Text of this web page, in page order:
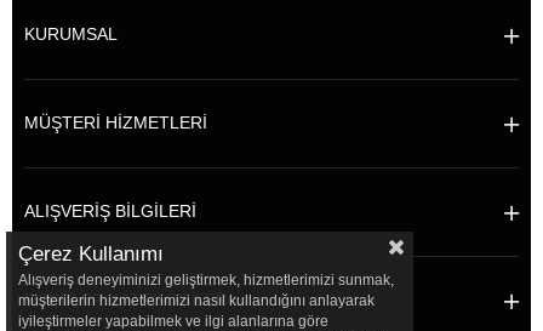
KURUMSAL
MÜŞTERİ HİZMETLERİ
ALIŞVERİŞ BİLGİLERİ
POPÜLER KATEGORİLER
Çerez Kullanımı
Alışveriş deneyiminizi geliştirmek, hizmetlerimizi sunmak,
müşterilerin hizmetlerimizi nasıl kullandığını anlayarak
iyileştirmeler yapabilmek ve ilgi alanlarına göre